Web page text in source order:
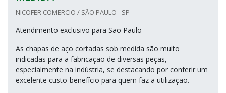
NICOFER COMERCIO / SÃO PAULO - SP
Atendimento exclusivo para São Paulo
As chapas de aço cortadas sob medida são muito
indicadas para a fabricação de diversas peças,
especialmente na indústria, se destacando por conferir um
excelente custo-benefício para quem faz a utilização.